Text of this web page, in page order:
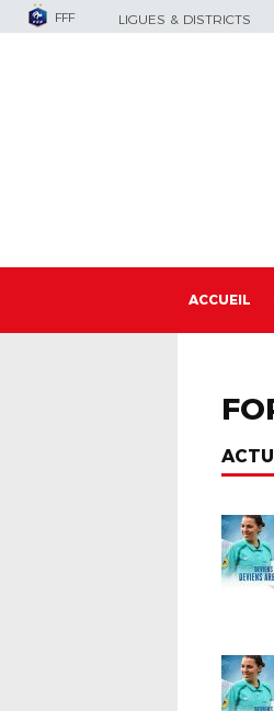
FFF LIGUES & DISTRICTS
ACCUEIL